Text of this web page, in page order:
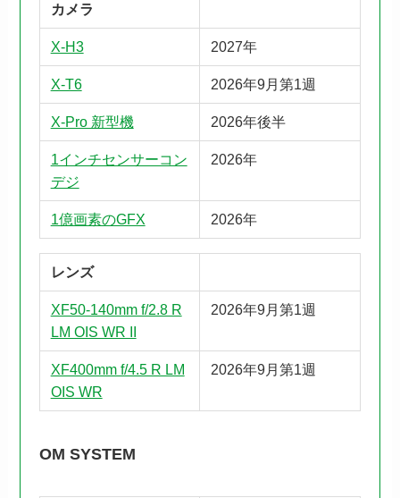
カメラ
X-H3 2027年
X-T6 2026年9月第1週
X-Pro 新型機 2026年後半
1インチセンサーコン
デジ
2026年
1億画素のGFX 2026年
レンズ
XF50-140mm f/2.8 R
LM OIS WR II
2026年9月第1週
XF400mm f/4.5 R LM
OIS WR
2026年9月第1週
OM SYSTEM